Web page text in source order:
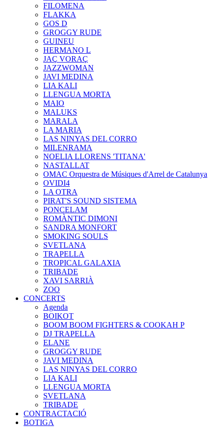
FILOMENA
FLAKKA
GOS D
GROGGY RUDE
GUINEU
HERMANO L
JAÇ VORAÇ
JAZZWOMAN
JAVI MEDINA
LIA KALI
LLENGUA MORTA
MAIO
MALUKS
MARALA
LA MARIA
LAS NINYAS DEL CORRO
MILENRAMA
NOELIA LLORENS 'TITANA'
NASTALLAT
OMAC Orquestra de Músiques d'Arrel de Catalunya
OVIDI4
LA OTRA
PIRAT'S SOUND SISTEMA
PONCELAM
ROMÀNTIC DIMONI
SANDRA MONFORT
SMOKING SOULS
SVETLANA
TRAPELLA
TROPICAL GALAXIA
TRIBADE
XAVI SARRIÀ
ZOO
CONCERTS
Agenda
BOIKOT
BOOM BOOM FIGHTERS & COOKAH P
DJ TRAPELLA
ELANE
GROGGY RUDE
JAVI MEDINA
LAS NINYAS DEL CORRO
LIA KALI
LLENGUA MORTA
SVETLANA
TRIBADE
CONTRACTACIÓ
BOTIGA